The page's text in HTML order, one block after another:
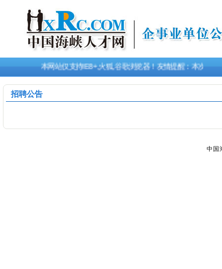
本网站仅支持IE8+,火狐,谷歌浏览器！友情提醒：本次招考
招聘公告
中国